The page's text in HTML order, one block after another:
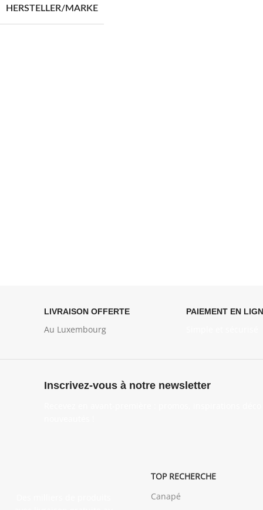
HERSTELLER/MARKE
LIVRAISON OFFERTE
Au Luxembourg
PAIEMENT EN
Inscrivez-vous à notre newsletter
TOP RECHERCHE
Canapé